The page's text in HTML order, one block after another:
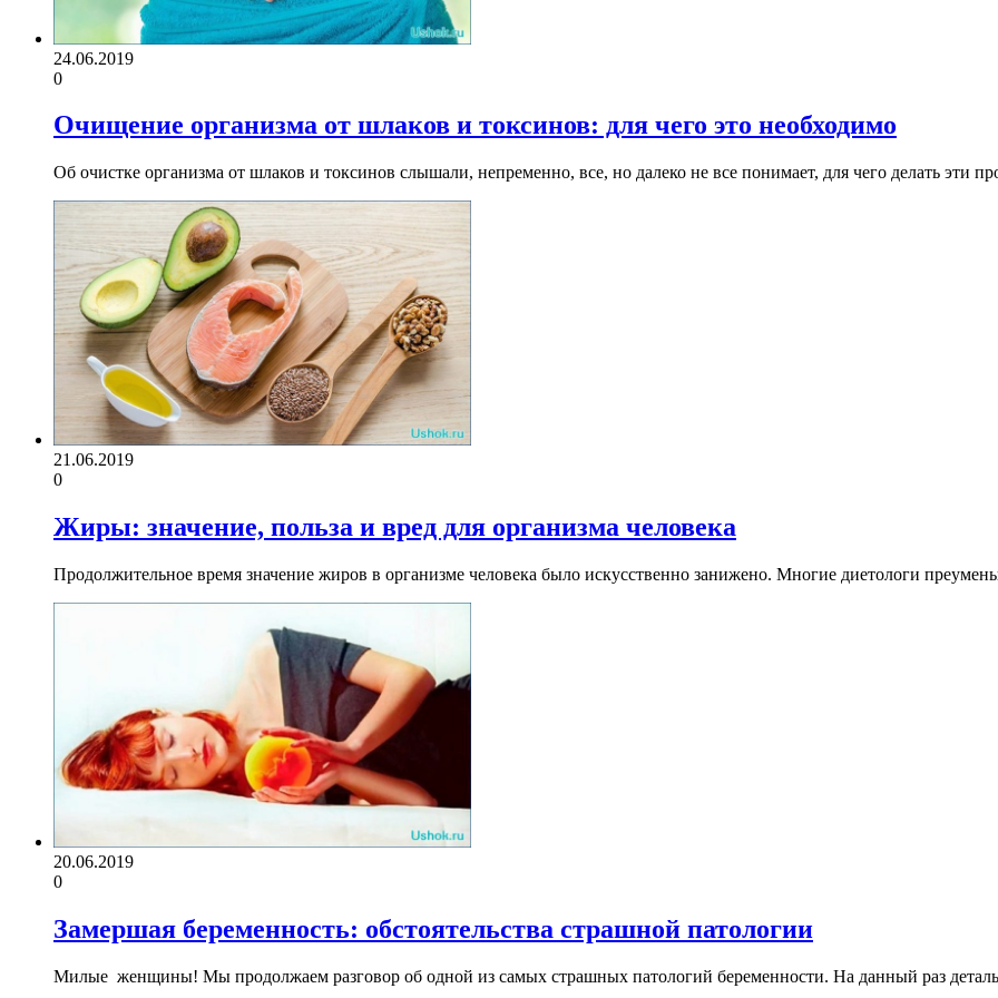
24.06.2019
0
Очищение организма от шлаков и токсинов: для чего это необходимо
Об очистке организма от шлаков и токсинов слышали, непременно, все, но далеко не все понимает, для чего делать эти
21.06.2019
0
Жиры: значение, польза и вред для организма человека
Продолжительное время значение жиров в организме человека было искусственно занижено. Многие диетологи
20.06.2019
0
Замершая беременность: обстоятельства страшной патологии
Милые женщины! Мы продолжаем разговор об одной из самых страшных патологий беременности. На данный раз